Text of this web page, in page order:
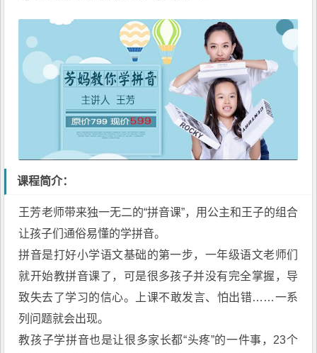
课程简介：
王芳老师带来独一无二的“拼音课”，用公主和王子的组合
让孩子们通俗易懂的学拼音。
拼音是打好小学语文基础的第一步，一年级语文老师们
就开始教拼音课了，可是很多孩子并没有完全掌握，导
致失去了学习的信心。上课不敢发言、怕出错……一系
列问题就会出现。
教孩子学拼音也是让很多家长都“头疼”的一件事，23个